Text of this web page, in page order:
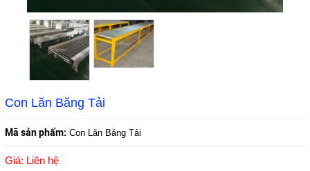
Con Lăn Băng Tải
Mã sản phẩm: Con Lăn Băng Tải
Giá: Liên hệ